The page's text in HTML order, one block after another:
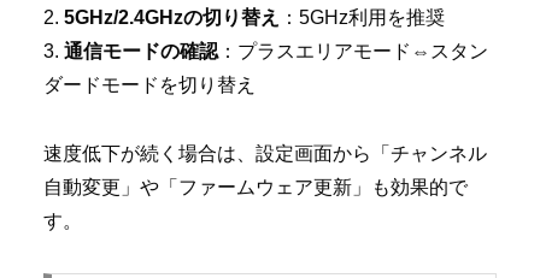
2. 5GHz/2.4GHzの切り替え
：5GHz利用を推奨
3. 通信モードの確認 ：プラスエリアモード⇔スタン
ダードモードを切り替え
速度低下が続く場合は、設定画面から「チャンネル
自動変更」や「ファームウェア更新」も効果的で
す。